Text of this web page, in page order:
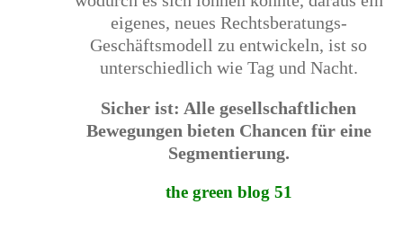
eigenes, neues Rechtsberatungs-
Geschäftsmodell zu entwickeln, ist so
unterschiedlich wie Tag und Nacht.
Sicher ist: Alle gesellschaftlichen
Bewegungen bieten Chancen für eine
Segmentierung.
the green blog 51